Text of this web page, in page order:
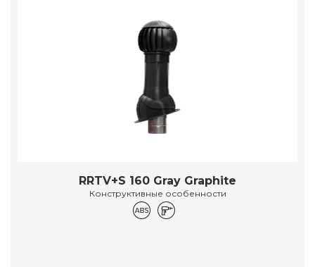
RRTV+S 160 Gray Graphite
Конструктивные особенности